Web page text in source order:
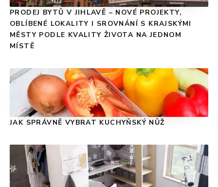
PRODEJ BYTŮ V JIHLAVĚ – NOVÉ PROJEKTY,
OBLÍBENÉ LOKALITY I SROVNÁNÍ S KRAJSKÝMI
MĚSTY PODLE KVALITY ŽIVOTA NA JEDNOM
MÍSTĚ
JAK SPRÁVNĚ VYBRAT KUCHYŇSKÝ NŮŽ